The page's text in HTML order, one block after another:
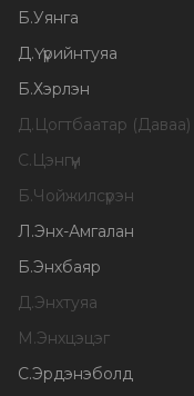
Б.Уянга
Д.Үүрийнтуяа
Б.Хэрлэн
Д.Цогтбаатар (Даваа)
С.Цэнгүүн
Б.Чойжилсүрэн
Л.Энх-Амгалан
Б.Энхбаяр
Д.Энхтуяа
М.Энхцэцэг
С.Эрдэнэболд